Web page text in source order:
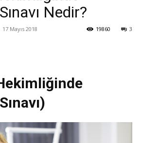
Nedir?
17 Mayıs 2018 3
19860